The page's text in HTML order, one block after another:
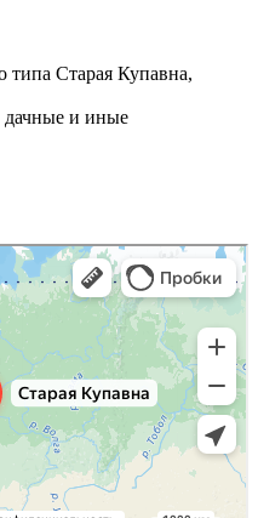
типа Старая Купавна,
дачные и иные